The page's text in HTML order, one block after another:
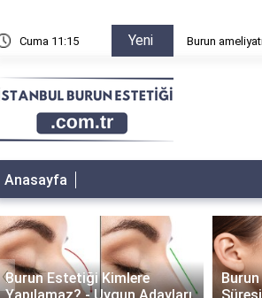
Cuma 11:15 Yeni Burun
Anasayfa
Burun Estetiği Kimlere
‹